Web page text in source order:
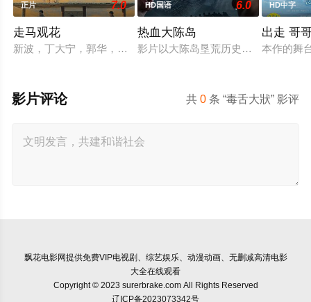
正片 7.0
走马观花
新波，丁大宁，郭华，程一木他们毕业于同一所大学。他们和
HD国语 6.0
热血大陈岛
影片以大陈岛垦荒历史为创作底色，
HD中字
出走 哥
本作的舞
共0 条 “毒舌大狀” 影评
影片评论
飘花电影网提供免费VIP电视剧、综艺娱乐、动漫动画、无删减高清电影
大全在线观看
Copyright © 2023 surerbrake.com All Rights Reserved
辽ICP备2023073342号